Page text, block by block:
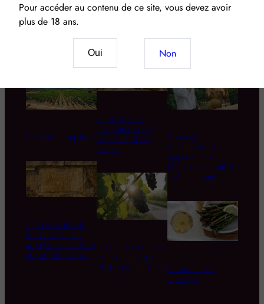
Domaines &
Châteaux
Domaine d’Aupilhac
Une bouteille de
Romanée-Conti
adjugée 558.000
dollars, un record
Cépages
Vin & CBD : Le
nouveau mariage
des sens et du
terroir
Les conséquences
du réchauffement
climatique sur le vin
Accords mets
L’Horloge
Champenoise :
Apprendre à
Déguster les Bulles
au Fil du Jour
La saison des
asperges
Pour accéder au contenu de ce site, vous devez avoir
plus de 18 ans.
Oui Non